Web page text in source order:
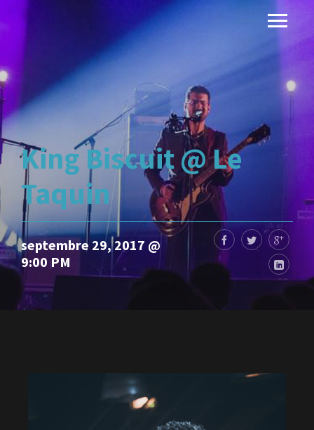
King Biscuit @ Le
Taquin
septembre 29, 2017 @
9:00 PM